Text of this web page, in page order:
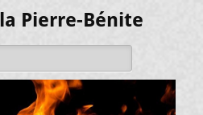
Pierre-Bénite